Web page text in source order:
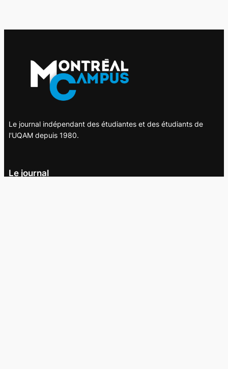
Le journal indépendant des étudiantes et des étudiants de
l'UQAM depuis 1980.
Le journal